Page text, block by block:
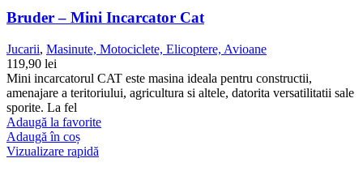
Bruder – Mini Incarcator Cat
Jucarii, Masinute, Motociclete, Elicoptere, Avioane
119,90 lei
Mini incarcatorul CAT este masina ideala pentru constructii,
amenajare a teritoriului, agricultura si altele, datorita versatilitatii sale
sporite. La fel
Adaugă la favorite
Adaugă în coș
Vizualizare rapidă